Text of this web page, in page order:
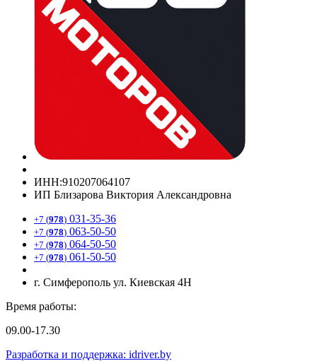
ИНН:910207064107
ИП Близарова Виктория Александровна
+7 (978) 031-35-36
+7 (978) 063-50-50
+7 (978) 064-50-50
+7 (978) 061-50-50
г. Симферополь ул. Киевская 4Н
Время работы:
09.00-17.30
Разработка и поддержка: idriver.by